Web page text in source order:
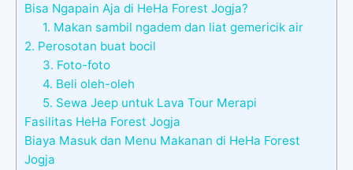
Bisa Ngapain Aja di HeHa Forest Jogja?
1. Makan sambil ngadem dan liat gemericik air
2. Perosotan buat bocil
3. Foto-foto
4. Beli oleh-oleh
5. Sewa Jeep untuk Lava Tour Merapi
Fasilitas HeHa Forest Jogja
Biaya Masuk dan Menu Makanan di HeHa Forest
Jogja